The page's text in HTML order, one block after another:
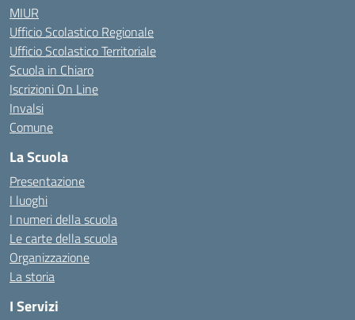
MIUR
Ufficio Scolastico Regionale
Ufficio Scolastico Territoriale
Scuola in Chiaro
Iscrizioni On Line
Invalsi
Comune
La Scuola
Presentazione
I luoghi
I numeri della scuola
Le carte della scuola
Organizzazione
La storia
I Servizi